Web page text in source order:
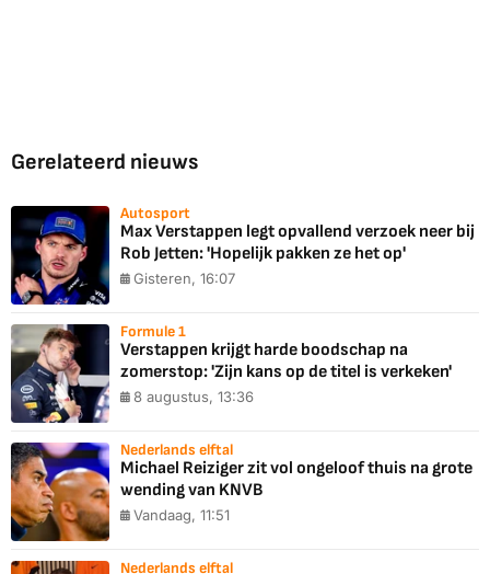
Gerelateerd nieuws
Autosport
Max Verstappen legt opvallend verzoek neer bij
Rob Jetten: 'Hopelijk pakken ze het op'
Gisteren, 16:07
Formule 1
Verstappen krijgt harde boodschap na
zomerstop: 'Zijn kans op de titel is verkeken'
8 augustus, 13:36
Nederlands elftal
Michael Reiziger zit vol ongeloof thuis na grote
wending van KNVB
Vandaag, 11:51
Nederlands elftal